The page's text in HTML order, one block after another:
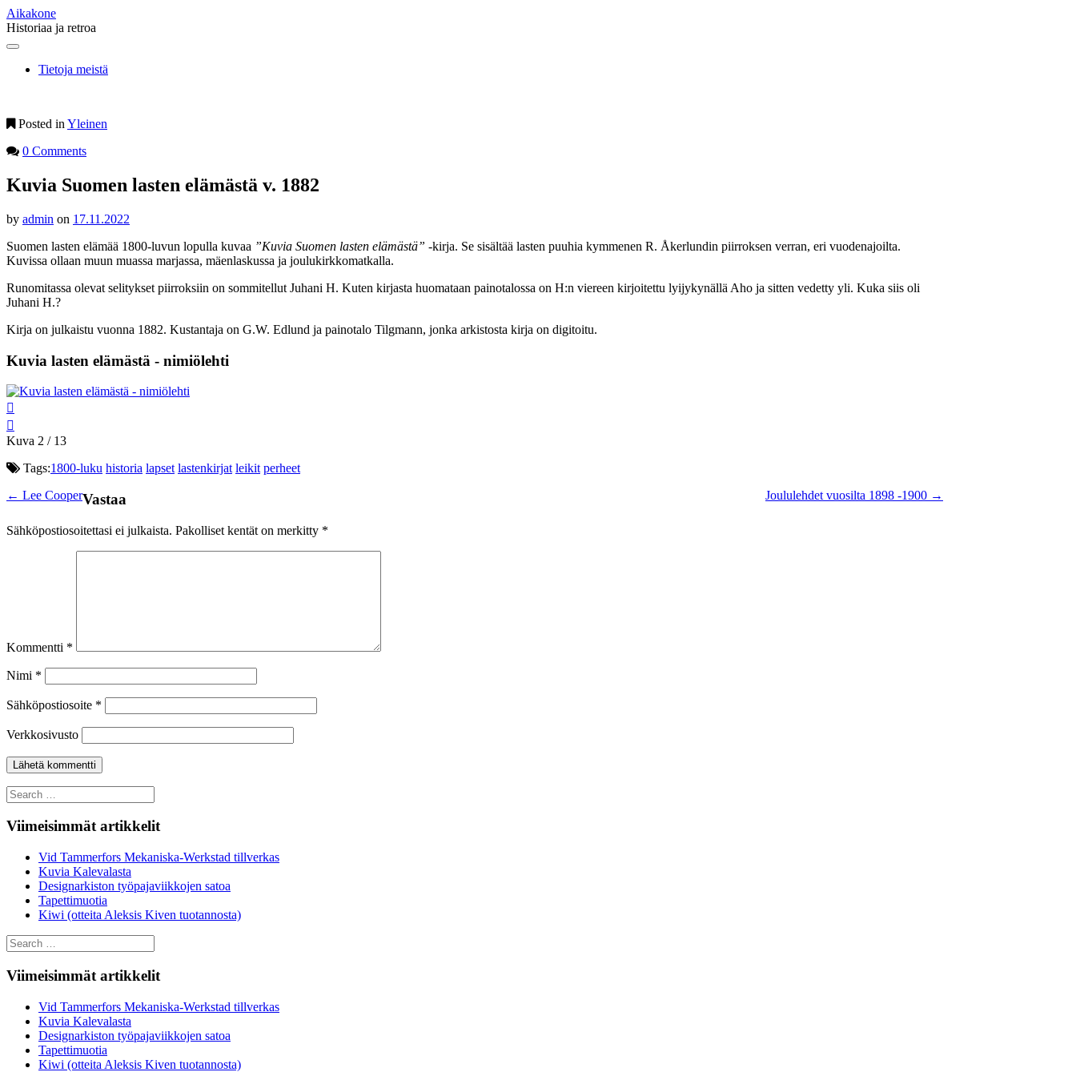
Aikakone
Historiaa ja retroa
Main
Skip
contentTietoja meistä
Posted in Yleinen
0 Comments
Kuvia Suomen lasten elämästä v. 1882
by admin on 17.11.2022
Suomen lasten elämää 1800-luvun lopulla kuvaa ”Kuvia Suomen lasten elämästä” -kirja. Se sisältää lasten puuhia kymmenen R. Åkerlundin piirroksen verran, eri vuodenajoilta.
Kuvissa ollaan muun muassa marjassa, mäenlaskussa ja joulukirkkomatkalla.
Runomitassa olevat selitykset piirroksiin on sommitellut Juhani H. Kuten kirjasta huomataan painotalossa on H:n viereen kirjoitettu lyijykynällä Aho ja sitten vedetty yli. Kuka siis oli
Juhani H.?
Kirja on julkaistu vuonna 1882. Kustantaja on G.W. Edlund ja painotalo Tilgmann, jonka arkistosta kirja on digitoitu.
Kuvia lasten elämästä - nimiölehti
Kuva 2 / 13
Tags:1800-luku historia lapset lastenkirjat leikit perheet
Post
← Lee Cooper Joululehdet vuosilta 1898 -1900 →
Vastaa
Sähköpostiosoitettasi ei julkaista. Pakolliset kentät on merkitty *
Kommentti *
Nimi *
Sähköpostiosoite *
Verkkosivusto
Search
for:
Viimeisimmät artikkelit
Vid Tammerfors Mekaniska-Werkstad tillverkas
Kuvia Kalevalasta
Designarkiston työpajaviikkojen satoa
Tapettimuotia
Kiwi (otteita Aleksis Kiven tuotannosta)
Search
for:
Viimeisimmät artikkelit
Vid Tammerfors Mekaniska-Werkstad tillverkas
Kuvia Kalevalasta
Designarkiston työpajaviikkojen satoa
Tapettimuotia
Kiwi (otteita Aleksis Kiven tuotannosta)